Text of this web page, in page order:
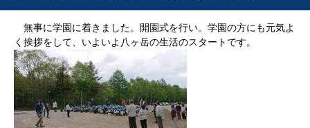
無事に学園に着きました。開園式を行い。学園の方にも元気よ
く挨拶をして、いよいよ八ヶ岳の生活のスタートです。